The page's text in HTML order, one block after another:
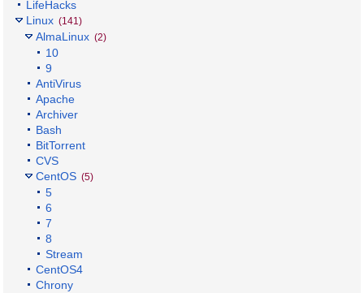
LifeHacks
Linux (141)
AlmaLinux (2)
10
9
AntiVirus
Apache
Archiver
Bash
BitTorrent
CVS
CentOS (5)
5
6
7
8
Stream
CentOS4
Chrony